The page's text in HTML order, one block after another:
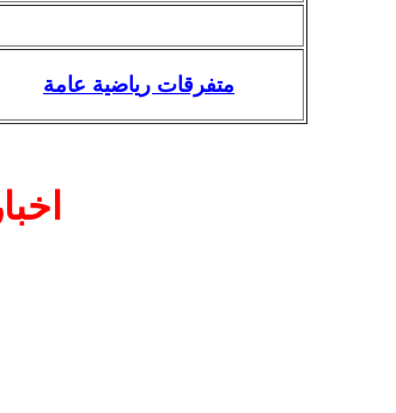
متفرقات رياضية عامة